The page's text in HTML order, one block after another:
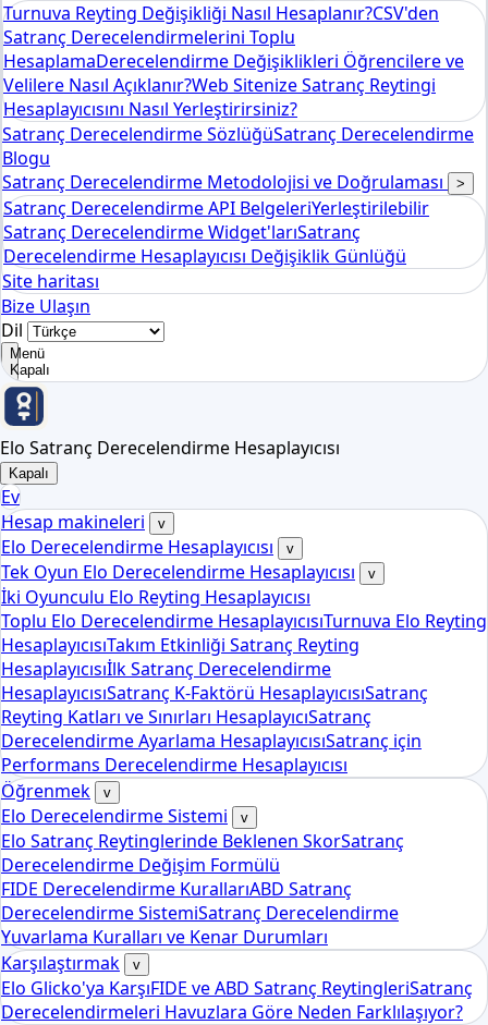
Turnuva Reyting Değişikliği Nasıl Hesaplanır?CSV'den
Satranç Derecelendirmelerini Toplu
HesaplamaDerecelendirme Değişiklikleri Öğrencilere ve
Velilere Nasıl Açıklanır?Web Sitenize Satranç Reytingi
Hesaplayıcısını Nasıl Yerleştirirsiniz?
Satranç Derecelendirme SözlüğüSatranç Derecelendirme
Blogu
Satranç Derecelendirme Metodolojisi ve Doğrulaması
>
Satranç Derecelendirme API BelgeleriYerleştirilebilir
Satranç Derecelendirme Widget'larıSatranç
Derecelendirme Hesaplayıcısı Değişiklik Günlüğü
Site haritası
Bize Ulaşın
Dil
Menü
Kapalı
Elo Satranç Derecelendirme Hesaplayıcısı
Kapalı
Ev
Hesap makineleri
v
Elo Derecelendirme Hesaplayıcısı v
Tek Oyun Elo Derecelendirme Hesaplayıcısı v
İki Oyunculu Elo Reyting Hesaplayıcısı
Toplu Elo Derecelendirme HesaplayıcısıTurnuva Elo Reyting
HesaplayıcısıTakım Etkinliği Satranç Reyting
Hesaplayıcısıİlk Satranç Derecelendirme
HesaplayıcısıSatranç K-Faktörü HesaplayıcısıSatranç
Reyting Katları ve Sınırları HesaplayıcıSatranç
Derecelendirme Ayarlama HesaplayıcısıSatranç için
Performans Derecelendirme Hesaplayıcısı
Öğrenmek
v
Elo Derecelendirme Sistemi v
Elo Satranç Reytinglerinde Beklenen SkorSatranç
Derecelendirme Değişim Formülü
FIDE Derecelendirme KurallarıABD Satranç
Derecelendirme SistemiSatranç Derecelendirme
Yuvarlama Kuralları ve Kenar Durumları
Karşılaştırmak
v
Elo Glicko'ya KarşıFIDE ve ABD Satranç ReytingleriSatranç
Derecelendirmeleri Havuzlara Göre Neden Farklılaşıyor?